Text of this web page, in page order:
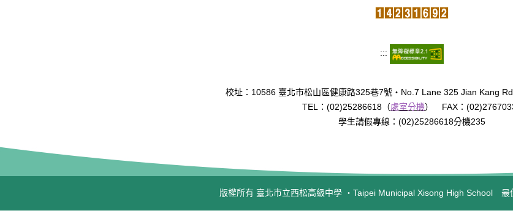
:::
校址：10586 臺北市松山區健康路325巷7號‧No.7 Lane 325 Jian Kang
TEL：(02)25286618（處室分機） FAX：
學生請假專線：(02)25286618分機235
版權所有 臺北市立西松高級中學 ‧Taipei Municipal Xisong High School 最